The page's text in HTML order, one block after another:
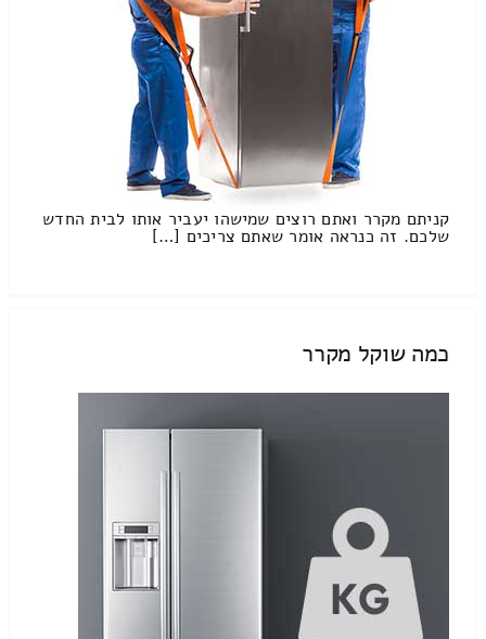
קניתם מקרר ואתם רוצים שמישהו יעביר אותו לבית החדש
שלכם. זה כנראה אומר שאתם צריכים […]
כמה שוקל מקרר